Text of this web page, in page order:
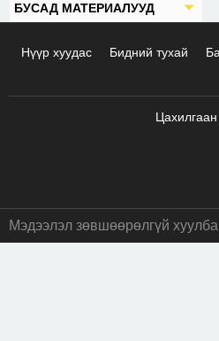
БУСАД МАТЕРИАЛУУД
Нүүр хуудас Бидний тухай
Цахилгаан
Мэдээлэл зөвшөөрөлгүй